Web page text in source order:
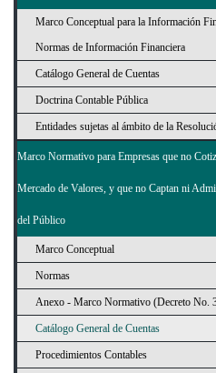
Marco Conceptual para la Información
Normas de Información Financiera
Catálogo General de Cuentas
Doctrina Contable Pública
Entidades sujetas al ámbito de la
Marco Normativo para Empresas que no
Mercado de Valores, y que no Captan ni
del Público
Marco Conceptual
Normas
Anexo - Marco Normativo (Decreto No.
Catálogo General de Cuentas
Procedimientos Contables